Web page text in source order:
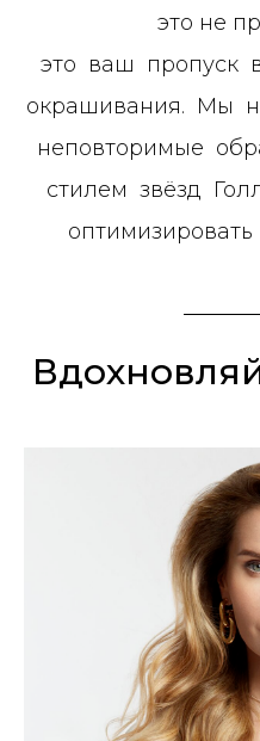
это не
это ваш пропуск
окрашивания. Мы
неповторимые
стилем звёзд